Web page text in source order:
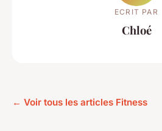
ECRIT PAR
Chloé
← Voir tous les articles Fitness